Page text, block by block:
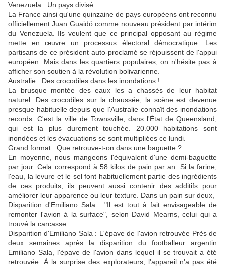
Venezuela : Un pays divisé
La France ainsi qu'une quinzaine de pays européens ont reconnu
officiellement Juan Guaidó comme nouveau président par intérim
du Venezuela. Ils veulent que ce principal opposant au régime
mette en œuvre un processus électoral démocratique. Les
partisans de ce président auto-proclamé se réjouissent de l'appui
européen. Mais dans les quartiers populaires, on n'hésite pas à
afficher son soutien à la révolution bolivarienne.
Australie : Des crocodiles dans les inondations !
La brusque montée des eaux les a chassés de leur habitat
naturel. Des crocodiles sur la chaussée, la scène est devenue
presque habituelle depuis que l'Australie connaît des inondations
records. C'est la ville de Townsville, dans l'État de Queensland,
qui est la plus durement touchée. 20.000 habitations sont
inondées et les évacuations se sont multipliées ce lundi.
Grand format : Que retrouve-t-on dans une baguette ?
En moyenne, nous mangeons l'équivalent d'une demi-baguette
par jour. Cela correspond à 58 kilos de pain par an. Si la farine,
l'eau, la levure et le sel font habituellement partie des ingrédients
de ces produits, ils peuvent aussi contenir des additifs pour
améliorer leur apparence ou leur texture. Dans un pain sur deux,
Disparition d'Emiliano Sala : "Il est tout à fait envisageable de
remonter l'avion à la surface", selon David Mearns, celui qui a
trouvé la carcasse
Disparition d'Emiliano Sala : L'épave de l'avion retrouvée Près de
deux semaines après la disparition du footballeur argentin
Emiliano Sala, l'épave de l'avion dans lequel il se trouvait a été
retrouvée. À la surprise des explorateurs, l'appareil n'a pas été